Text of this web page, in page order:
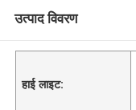
उत्पाद विवरण
हाई लाइट: